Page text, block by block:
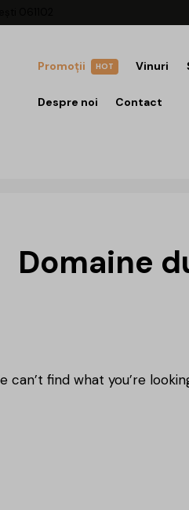
HOT
Promoții Vinuri
Despre noi Contact
Domaine
can’t find what you’re